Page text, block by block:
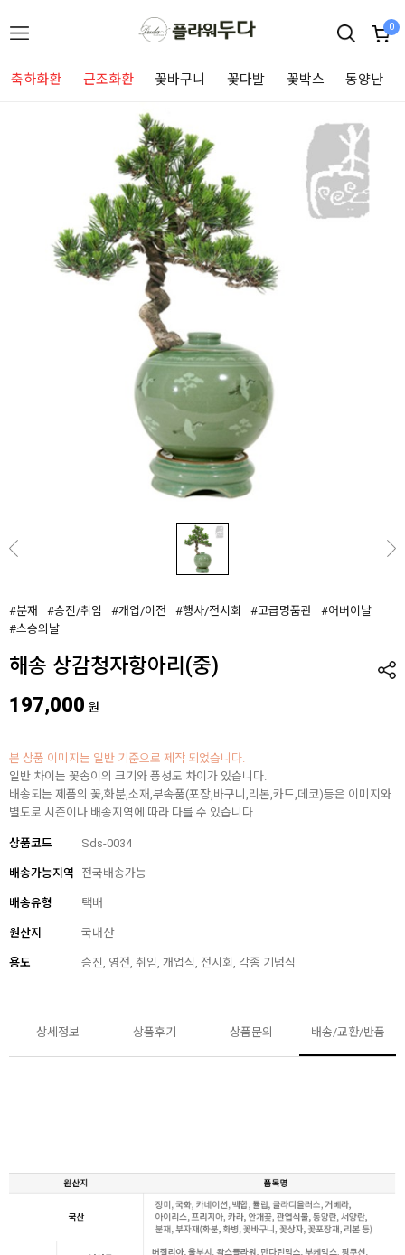
0
축하화환 근조화환 꽃바구니 꽃다발 꽃박스 동양난
#분재 #승진/취임 #개업/이전 #행사/전시회 #고급명품관
#어버이날
#스승의날
해송 상감청자항아리(중)
197,000 원
본 상품 이미지는 일반 기준으로 제작 되었습니다.
일반 차이는 꽃송이의 크기와 풍성도 차이가 있습니다.
배송되는 제품의 꽃,화분,소재,부속품(포장,바구니,리본,카드,데코)등은 이미지와
별도로 시즌이나 배송지역에 따라 다를 수 있습니다
상품코드 Sds-0034
배송가능지역 전국배송가능
배송유형 택배
원산지 국내산
용도 승진, 영전, 취임, 개업식, 전시회, 각종 기념식
상세정보 상품후기 상품문의 배송/교환/반품